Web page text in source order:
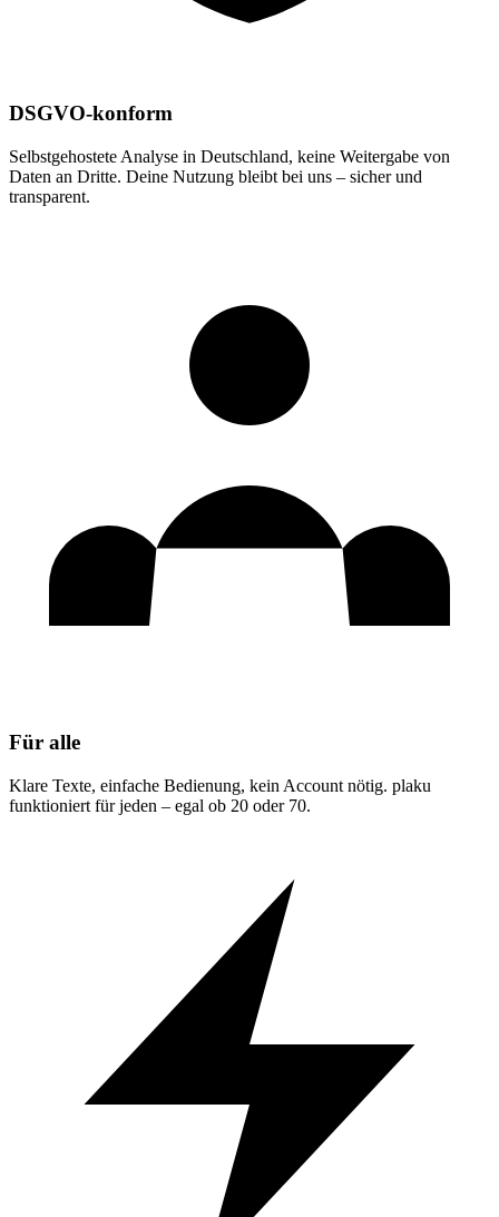
DSGVO-konform
Selbstgehostete Analyse in Deutschland, keine Weitergabe von
Daten an Dritte. Deine Nutzung bleibt bei uns – sicher und
transparent.
Für alle
Klare Texte, einfache Bedienung, kein Account nötig. plaku
funktioniert für jeden – egal ob 20 oder 70.